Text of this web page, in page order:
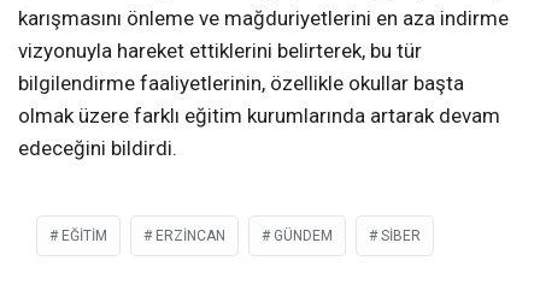
karışmasını önleme ve mağduriyetlerini en aza indirme
vizyonuyla hareket ettiklerini belirterek, bu tür
bilgilendirme faaliyetlerinin, özellikle okullar başta
olmak üzere farklı eğitim kurumlarında artarak devam
edeceğini bildirdi.
EĞITIM ERZİNCAN GÜNDEM SIBER